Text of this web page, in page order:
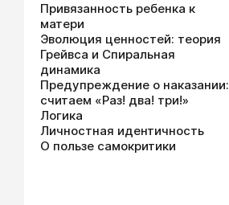
Привязанность ребенка к
матери
Эволюция ценностей: теория
Грейвса и Спиральная
динамика
Предупреждение о наказании:
считаем «Раз! два! три!»
Логика
Личностная идентичность
О пользе самокритики